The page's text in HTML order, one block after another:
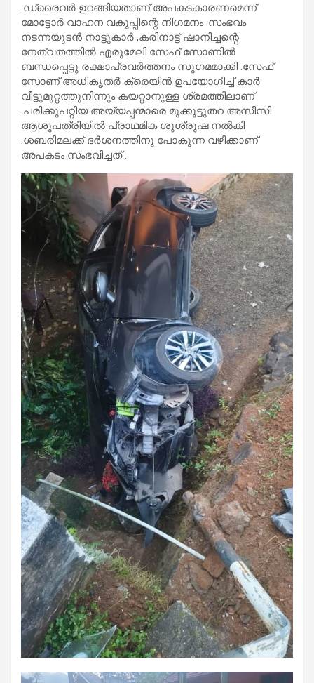
.ഡ്രൈവർ ഉറങ്ങിയതാണ് അപകടകാരണമെന്ന്
മോട്ടോർ വാഹന വകുപ്പിന്റെ നിഗമനം .സംഭവം
നടന്നയുടൻ നാട്ടുകാർ ,കരിനാട്ട് ഷാനിച്ചന്റെ
നേത്വതത്തിൽ എരുമേലി സേഫ് സോണിൽ
ബന്ധപ്പെട്ടു രക്ഷാപ്രവർത്തനം സുഗമമാക്കി .സേഫ്
സോണ് അധികൃതർ ക്രെയിൻ ഉപയോഗിച്ച് കാർ
വീട്ടുമുറ്റത്തുനിന്നും കയറ്റാനുള്ള ശ്രമത്തിലാണ്
.പരിക്കുപറ്റിയ അയ്യപ്പന്മാരെ മുക്കൂട്ടുതറ അസീസി
ആശുപത്രിയിൽ പ്രാഥമിക ശുശ്രൂഷ നൽകി
.ശബരിമലക്ക് ദർശനത്തിനു പോകുന്ന വഴിക്കാണ്
അപകടം സംഭവിച്ചത് ..